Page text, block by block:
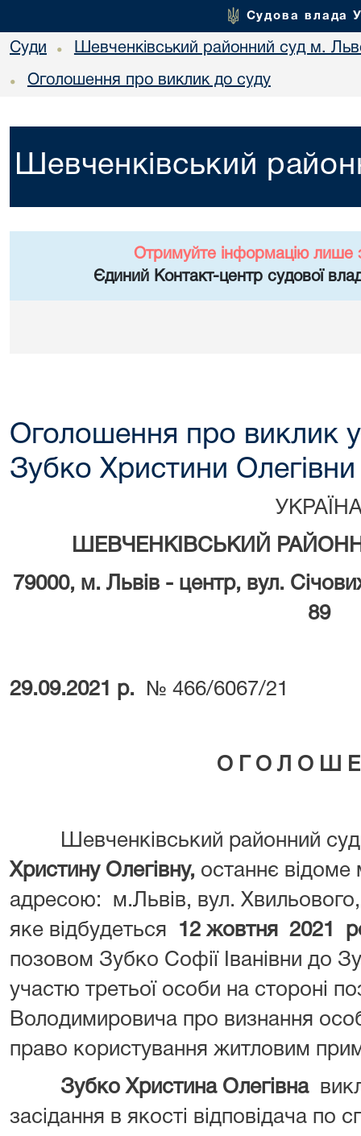
Судова влада
Суди • Шевченківський районний суд м.
• Оголошення про виклик до суду
Шевченківський
Отримуйте інформацію лише
Єдиний Контакт-центр судової
Оголошення про виклик у
Зубко Христини Олегівни
ШЕВЧЕНКІВСЬКИЙ
79000, м. Львів - центр, вул.
89
29.09.2021 р. № 466/6067/21
О Г О Л О Ш
Шевченківський районний суд
Христину Олегівну, останнє відоме
адресою: м.Львів, вул.
яке відбудеться
12 жовтня 2021
позовом Зубко Софії Іванівни до
участю третьої особи на стороні
Володимировича про визнання
право користування житловим
Зубко Христина Олегівна
засідання в якості відповідача по